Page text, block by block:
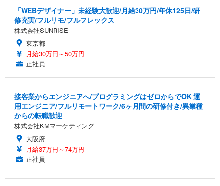
「WEBデザイナー」未経験大歓迎/月給30万円/年休125日/研
修充実/フルリモ/フルフレックス
株式会社SUNRISE
東京都
月給30万円～50万円
正社員
接客業からエンジニアへ/プログラミングはゼロからでOK 運
用エンジニア/フルリモートワーク/6ヶ月間の研修付き/異業種
からの転職歓迎
株式会社KMマーケティング
大阪府
月給37万円～74万円
正社員